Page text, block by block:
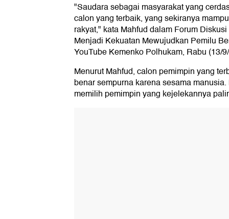
"Saudara sebagai masyarakat yang
calon yang terbaik, yang sekiranya
rakyat," kata Mahfud dalam Forum
Menjadi Kekuatan Mewujudkan Pemilu
YouTube Kemenko Polhukam, Rabu (13/
Menurut Mahfud, calon pemimpin yang
benar sempurna karena sesama
memilih pemimpin yang kejelekannya